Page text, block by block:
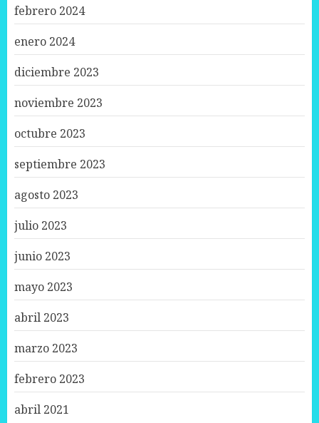
febrero 2024
enero 2024
diciembre 2023
noviembre 2023
octubre 2023
septiembre 2023
agosto 2023
julio 2023
junio 2023
mayo 2023
abril 2023
marzo 2023
febrero 2023
abril 2021